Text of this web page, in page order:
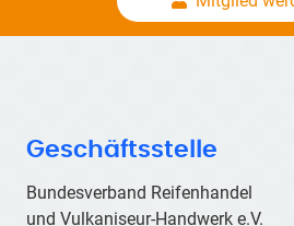
Geschäftsstelle
Bundesverband Reifenhandel
und Vulkaniseur-Handwerk e.V.